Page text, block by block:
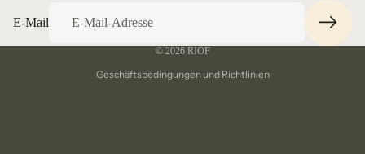
E-Mail
© 2026 RIOF
Geschäftsbedingungen und Richtlinien
Widerrufsrecht